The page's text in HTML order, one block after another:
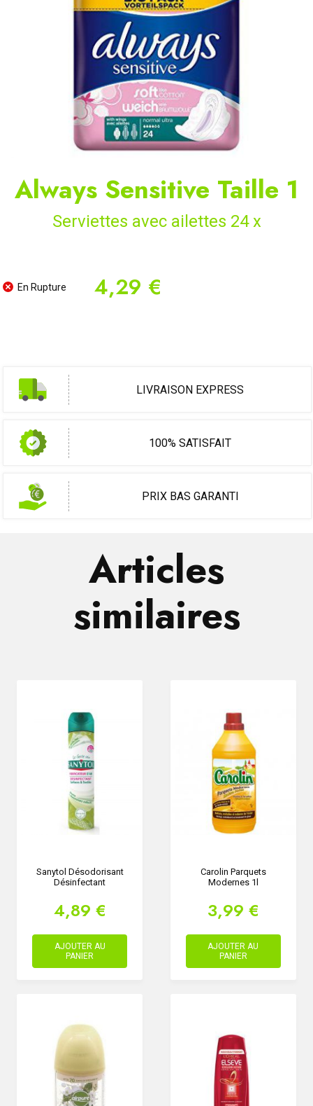
Always Sensitive Taille 1
Serviettes avec ailettes 24 x
En Rupture 4,29 €
LIVRAISON EXPRESS
100% SATISFAIT
PRIX BAS GARANTI
Articles
similaires
Sanytol Désodorisant
Désinfectant
4,89 €
AJOUTER AU
PANIER
Carolin Parquets
Modernes 1l
3,99 €
AJOUTER AU
PANIER